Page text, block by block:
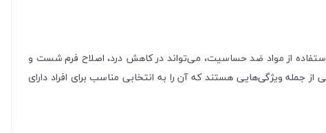
از مواد ضد حساسیت، می‌تواند در کاهش درد، اصلاح فرم شست و
جمله ویژگی‌هایی هستند که آن را به انتخابی مناسب برای افراد دارای